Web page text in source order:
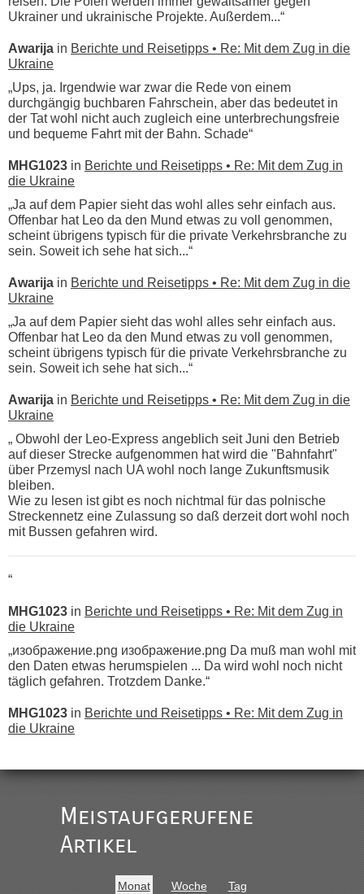
Ukrainer und ukrainische Projekte. Außerdem...“
Awarija in Berichte und Reisetipps • Re: Mit dem Zug in die
Ukraine
„Ups, ja. Irgendwie war zwar die Rede von einem
durchgängig buchbaren Fahrschein, aber das bedeutet in
der Tat wohl nicht auch zugleich eine unterbrechungsfreie
und bequeme Fahrt mit der Bahn. Schade“
MHG1023 in Berichte und Reisetipps • Re: Mit dem Zug in
die Ukraine
„Ja auf dem Papier sieht das wohl alles sehr einfach aus.
Offenbar hat Leo da den Mund etwas zu voll genommen,
scheint übrigens typisch für die private Verkehrsbranche zu
sein. Soweit ich sehe hat sich...“
Awarija in Berichte und Reisetipps • Re: Mit dem Zug in die
Ukraine
„Ja auf dem Papier sieht das wohl alles sehr einfach aus.
Offenbar hat Leo da den Mund etwas zu voll genommen,
scheint übrigens typisch für die private Verkehrsbranche zu
sein. Soweit ich sehe hat sich...“
Awarija in Berichte und Reisetipps • Re: Mit dem Zug in die
Ukraine
„ Obwohl der Leo-Express angeblich seit Juni den Betrieb
auf dieser Strecke aufgenommen hat wird die "Bahnfahrt"
über Przemysl nach UA wohl noch lange Zukunftsmusik
bleiben.
Wie zu lesen ist gibt es noch nichtmal für das polnische
Streckennetz eine Zulassung so daß derzeit dort wohl noch
mit Bussen gefahren wird.
“
MHG1023 in Berichte und Reisetipps • Re: Mit dem Zug in
die Ukraine
„изображение.png изображение.png Da muß man wohl mit
den Daten etwas herumspielen ... Da wird wohl noch nicht
täglich gefahren. Trotzdem Danke.“
MHG1023 in Berichte und Reisetipps • Re: Mit dem Zug in
die Ukraine
Ist korrekt, aber ich finde man hätte trotzdem im Text gleich
darauf hinweisen können.
War aber nicht "böse" gemeint ...
buchbar - warum auch immer ...
Meistaufgerufene
Artikel
Monat Woche Tag